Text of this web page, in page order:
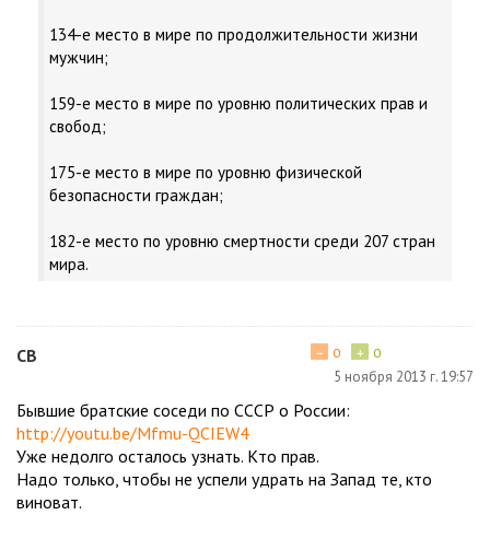
134-е место в мире по продолжительности жизни
мужчин;
159-е место в мире по уровню политических прав и
свобод;
175-е место в мире по уровню физической
безопасности граждан;
182-е место по уровню смертности среди 207 стран
мира.
CВ + 0
− 0
5 ноября 2013 г. 19:57
Бывшие братские соседи по СССР о России:
http://youtu.be/Mfmu-QCIEW4
Уже недолго осталось узнать. Кто прав.
Надо только, чтобы не успели удрать на Запад те, кто
виноват.